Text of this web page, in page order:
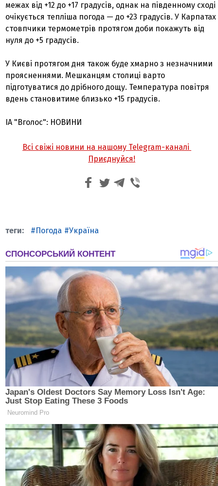
межах від +12 до +17 градусів, однак на південному сході
очікується тепліша погода — до +23 градусів. У Карпатах
стовпчики термометрів протягом доби покажуть від
нуля до +5 градусів.
У Києві протягом дня також буде хмарно з незначними
проясненнями. Мешканцям столиці варто
підготуватися до дрібного дощу. Температура повітря
вдень становитиме близько +15 градусів.
ІА "Вголос": НОВИНИ
Всі свіжі новини на нашому Telegram-каналі
Приєднуйся!
Погода Україна